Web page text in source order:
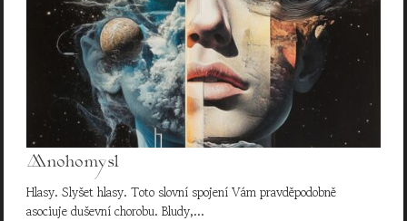
Mnohomysl
Hlasy. Slyšet hlasy. Toto slovní spojení Vám pravděpodobně
asociuje duševní chorobu. Bludy,…